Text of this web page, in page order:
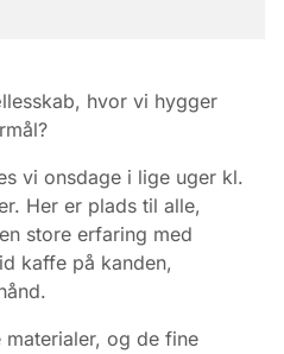
hvor vi hygger
vi onsdage i lige uger kl.
Her er plads til alle,
store erfaring med
kaffe på kanden,
og de fine